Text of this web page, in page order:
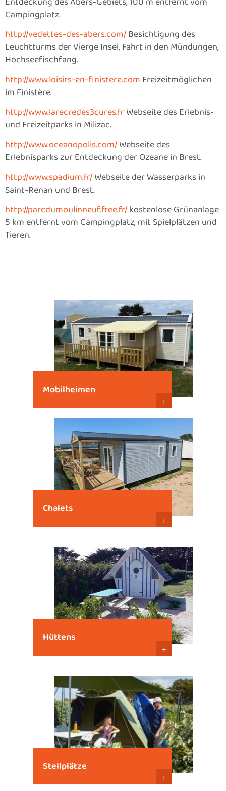
Campingplatz.
http://vedettes-des-abers.com/Besichtigung des
Leuchtturms der Vierge Insel, Fahrt in den Mündungen,
Hochseefischfang.
http://www.loisirs-en-finistere.com Freizeitmöglichen
im Finistère.
http://www.larecredes3cures.frWebseite des Erlebnis-
und Freizeitparks in Milizac.
http://www.oceanopolis.com/Webseite des
Erlebnisparks zur Entdeckung der Ozeane in Brest.
http://www.spadium.fr/Webseite der Wasserparks in
Saint-Renan und Brest.
http://parcdumoulinneuf.free.fr/kostenlose Grünanlage
5 km entfernt vom Campingplatz, mit Spielplätzen und
Tieren.
Mobilheimen
+
Chalets
+
Hüttens
+
Stellplätze
+